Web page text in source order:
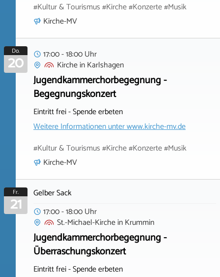
#Kultur & Tourismus #Kirche #Konzerte #Musik
Kirche-MV
Do.
20
17:00 - 18:00 Uhr
KircheinKarlshagen
Jugendkammerchorbegegnung -
Begegnungskonzert
Eintritt frei - Spende erbeten
Weitere Informationen unterwww.kirche-mv.de
#Kultur & Tourismus #Kirche #Konzerte #Musik
Kirche-MV
Fr.
21
Gelber Sack
17:00 - 18:00 Uhr
St.-Michael-KircheinKrummin
Jugendkammerchorbegegnung -
Überraschungskonzert
Eintritt frei - Spende erbeten